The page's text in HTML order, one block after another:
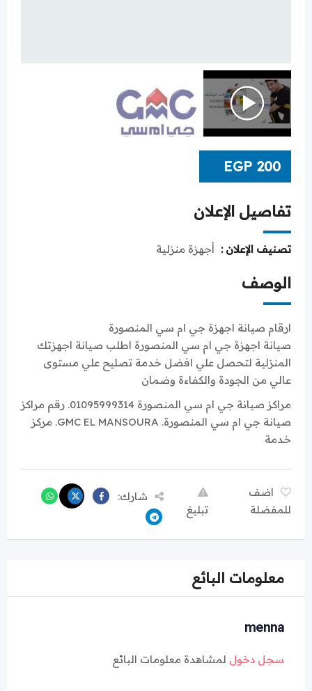
EGP 200
تفاصيل الإعلان
تصنيف الإعلان : أجهزة منزلية
الوصف
ارقام صيانة اجهزة جي ام سي المنصورة
صيانة اجهزة جي ام سي المنصورة اطلب صيانة اجهزتك
المنزلية لتحصل علي افضل خدمة تصليح علي مستوى
عالي من الجودة والكفاءة وضمان
مراكز صيانة جي ام سي المنصورة 01095999314. رقم مراكز
صيانة جي ام سي المنصورة. GMC EL MANSOURA. مركز
خدمة
اضف
للمفضلة
تبليغ
شارك:
معلومات البائع
menna
سجل دخول لمشاهدة معلومات البائع